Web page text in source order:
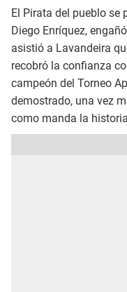
El Pirata del pueblo se
Diego Enríquez,
asistió a Lavandeira
recobró la confianza
campeón del Torneo
demostrado, una vez
como manda la